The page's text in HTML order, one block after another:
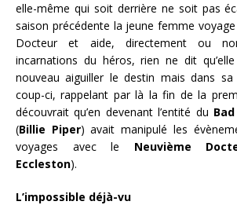
elle-même qui soit derrière ne soit pas
saison précédente la jeune femme
Docteur et aide, directement ou
incarnations du héros, rien ne dit
nouveau aiguiller le destin mais dans sa
coup-ci, rappelant par là la fin de la
découvrait qu’en devenant l’entité du
(Billie Piper) avait manipulé les
voyages avec le Neuvième
Eccleston).
L’impossible déjà-vu